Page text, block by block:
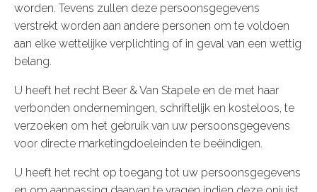
worden. Tevens zullen deze persoonsgegevens
verstrekt worden aan andere personen om te voldoen
aan elke wettelijke verplichting of in geval van een wettig
belang.
U heeft het recht Beer & Van Stapele en de met haar
verbonden ondernemingen, schriftelijk en kosteloos, te
verzoeken om het gebruik van uw persoonsgegevens
voor directe marketingdoeleinden te beëindigen.
U heeft het recht op toegang tot uw persoonsgegevens